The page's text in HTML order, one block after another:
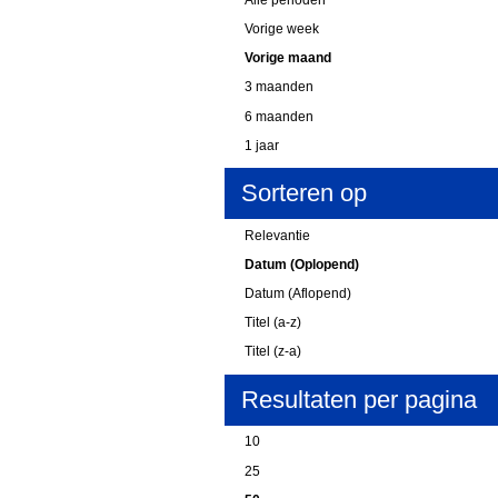
Vorige week
Vorige maand
3 maanden
6 maanden
1 jaar
Sorteren op
Relevantie
Datum (Oplopend)
Datum (Aflopend)
Titel (a-z)
Titel (z-a)
Resultaten per pagina
10
25